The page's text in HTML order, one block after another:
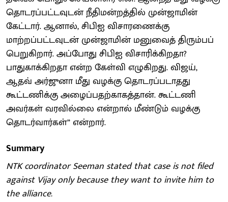
தொடரப்பட்டவுடன் நீதிமன்றத்தில் முன்ஜாமின்
கேட்டார். ஆனால், சிபிஐ விசாரணைக்கு
மாற்றப்பட்டவுடன் முன்ஜாமின் மனுவைத் திரும்பப்
பெறுகிறார். அப்போது சிபிஐ விசாரிக்கிறதா?
பாதுகாக்கிறதா என்ற கேள்வி எழுகிறது. விஜய்,
ஆதவ் அர்ஜுனா மீது வழக்கு தொடரப்படாதது
கூட்டணிக்கு அழைப்பதற்காகத்தான். கூட்டணி
அவர்கள் வரவில்லை என்றால் மீண்டும் வழக்கு
தொடர்வார்கள்” என்றார்.
Summary
NTK coordinator Seeman stated that case is not filed
against Vijay only because they want to invite him to
the alliance.